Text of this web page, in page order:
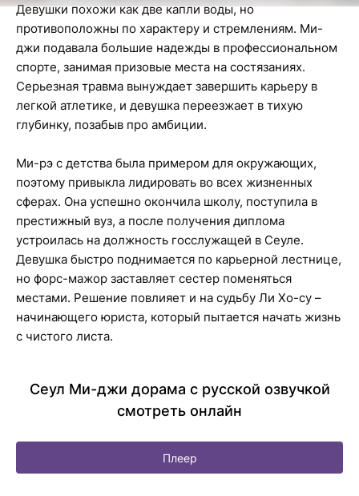
Девушки похожи как две капли воды, но
противоположны по характеру и стремлениям. Ми-
джи подавала большие надежды в профессиональном
спорте, занимая призовые места на состязаниях.
Серьезная травма вынуждает завершить карьеру в
легкой атлетике, и девушка переезжает в тихую
глубинку, позабыв про амбиции.
Ми-рэ с детства была примером для окружающих,
поэтому привыкла лидировать во всех жизненных
сферах. Она успешно окончила школу, поступила в
престижный вуз, а после получения диплома
устроилась на должность госслужащей в Сеуле.
Девушка быстро поднимается по карьерной лестнице,
но форс-мажор заставляет сестер поменяться
местами. Решение повлияет и на судьбу Ли Хо-су –
начинающего юриста, который пытается начать жизнь
с чистого листа.
Сеул Ми-джи дорама с русской озвучкой
смотреть онлайн
Плеер